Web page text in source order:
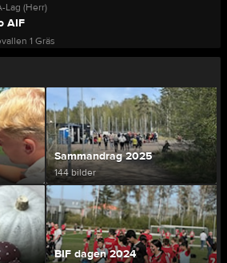
Lag (Herr)
AIF
1 Gräs
Sammandrag 2025
144 bilder
BIF dagen 2024